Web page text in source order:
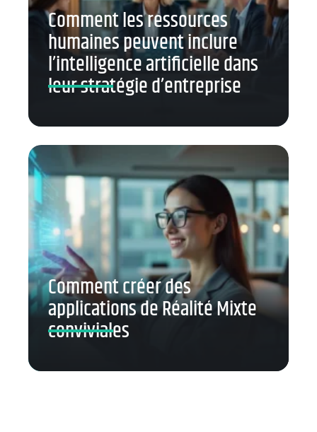
Comment les ressources
humaines peuvent inclure
l’intelligence artificielle dans
leur stratégie d’entreprise
Comment créer des
applications de Réalité Mixte
conviviales